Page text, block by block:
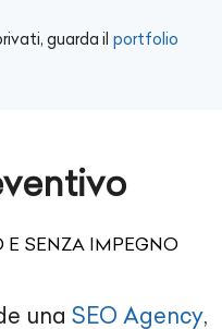
guarda il portfolio
E SENZA IMPEGNO
una SEO Agency,